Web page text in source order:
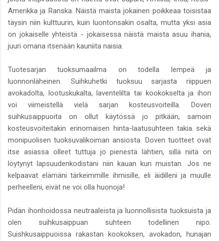
Amerikka ja Ranska. Näistä maista jokainen poikkeaa toisistaa
täysin niin kulttuurin, kuin luontonsakin osalta, mutta yksi asia
on jokaiselle yhteistä - jokaisessa näistä maista asuu ihania,
juuri omana itsenään kauniita naisia.
Tuotesarjan tuoksumaailma on todella lempeä ja
luonnonläheinen. Suihkuhetki tuoksuu sarjasta riippuen
avokadolta, lootuskukalta, laventelilta tai kookokselta ja ihon
voi viimeistellä vielä sarjan kosteusvoiteilla. Doven
suihkusaippuoita on ollut käytössä jo pitkään, samoin
kosteusvoiteitakin erinomaisen hinta-laatusuhteen takia sekä
monipuolisen tuoksuvalikoiman ansiosta. Doven tuotteet ovat
itse asiassa olleet tuttuja jo pienestä lähtien, sillä niitä on
löytynyt lapsuudenkodistani niin kauan kun muistan. Jos ne
kelpaavat elämäni tärkeimmille ihmisille, eli äidilleni ja muulle
perheelleni, eivät ne voi olla huonoja!
Pidän ihonhoidossa neutraaleista ja luonnollisista tuoksuista ja
olen suihkusaippuan suhteen todellinen nipo.
Suishkusaippuoissa rakastan kookoksen, avokadon, hunajan